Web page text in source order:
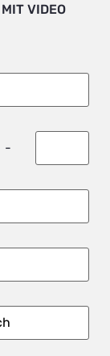
VIDEO
-